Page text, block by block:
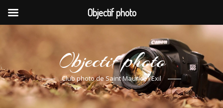
Objectif photo
Club photo de Saint Maurice l'Exil
Objectif photo